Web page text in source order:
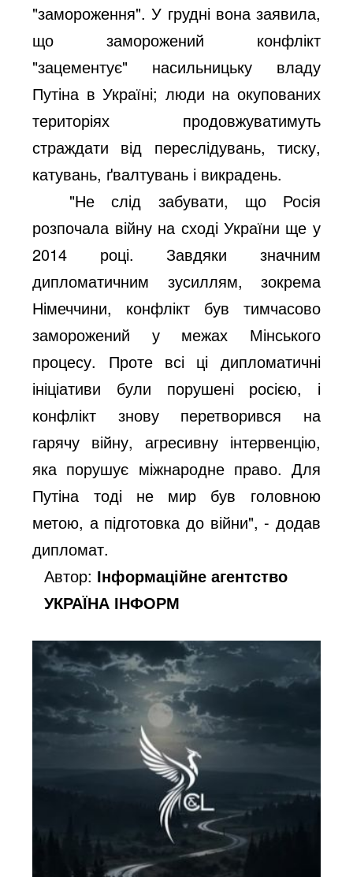
"замороження". У грудні вона заявила,
що заморожений конфлікт
"зацементує" насильницьку владу
Путіна в Україні; люди на окупованих
територіях продовжуватимуть
страждати від переслідувань, тиску,
катувань, ґвалтувань і викрадень.
"Не слід забувати, що Росія
розпочала війну на сході України ще у
2014 році. Завдяки значним
дипломатичним зусиллям, зокрема
Німеччини, конфлікт був тимчасово
заморожений у межах Мінського
процесу. Проте всі ці дипломатичні
ініціативи були порушені росією, і
конфлікт знову перетворився на
гарячу війну, агресивну інтервенцію,
яка порушує міжнародне право. Для
Путіна тоді не мир був головною
метою, а підготовка до війни", - додав
дипломат.
Автор: Інформаційне агентство
УКРАЇНА ІНФОРМ